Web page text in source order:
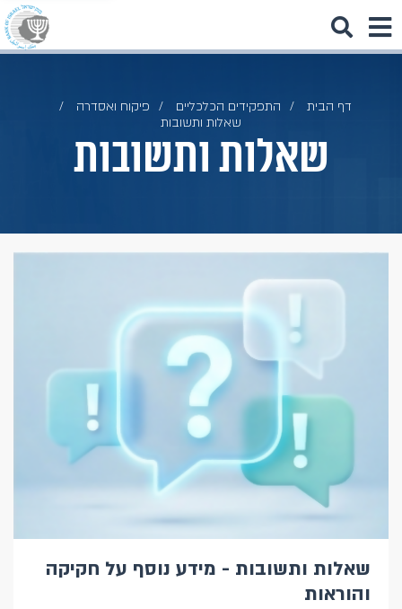
דף הבית התפקידים הכלכליים
פיקוח ואסדרה
שאלות ותשובות
שאלות ותשובות
שאלות ותשובות - מידע נוסף על חקיקה
והוראות